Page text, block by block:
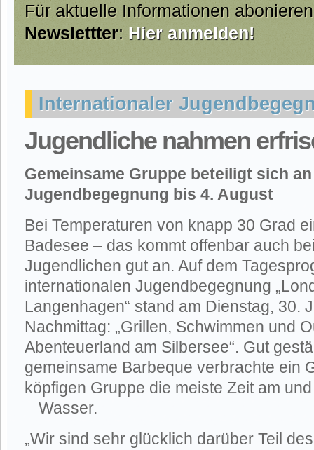
Für aktuelle Informationen
Newslettter: Hier anmelden!
Internationaler
Jugendliche nahmen
Gemeinsame Gruppe beteiligt sich
Jugendbegegnung bis 4. August
Bei Temperaturen von knapp 30 Grad
Badesee – das kommt offenbar auch
Jugendlichen gut an. Auf dem
internationalen Jugendbegegnung
Langenhagen“ stand am Dienstag, 30.
Nachmittag: „Grillen, Schwimmen und
Abenteuerland am Silbersee“. Gut
gemeinsame Barbeque verbrachte ein
köpfigen Gruppe die meiste Zeit am
Wasser.
„Wir sind sehr glücklich darüber Teil